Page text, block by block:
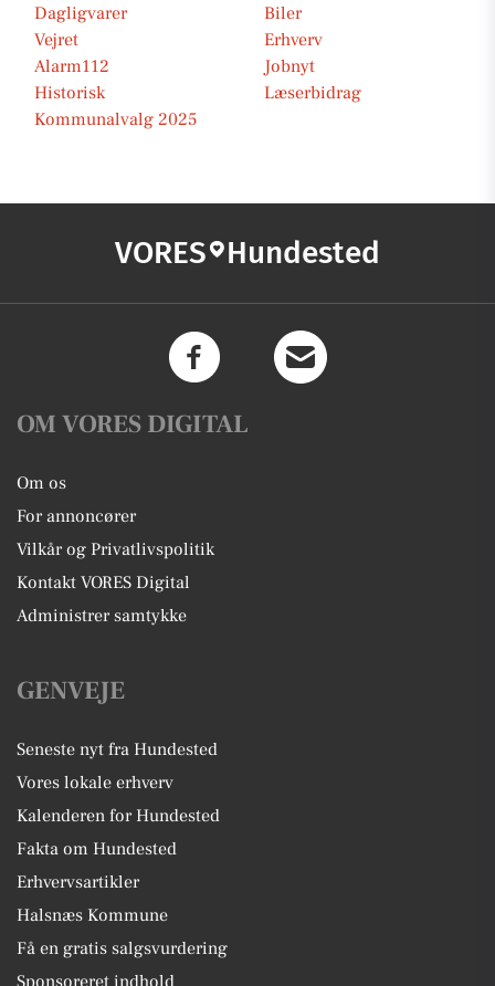
Dagligvarer
Biler
Vejret
Erhverv
Alarm112
Jobnyt
Historisk
Læserbidrag
Kommunalvalg 2025
VORES Hundested
OM VORES DIGITAL
Om os
For annoncører
Vilkår og Privatlivspolitik
Kontakt VORES Digital
Administrer samtykke
GENVEJE
Seneste nyt fra Hundested
Vores lokale erhverv
Kalenderen for Hundested
Fakta om Hundested
Erhvervsartikler
Halsnæs Kommune
Få en gratis salgsvurdering
Sponsoreret indhold